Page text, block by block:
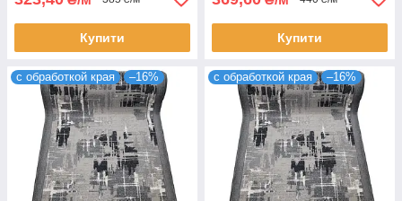
Купити Купити
с обработкой края –16% с обработкой края –16%